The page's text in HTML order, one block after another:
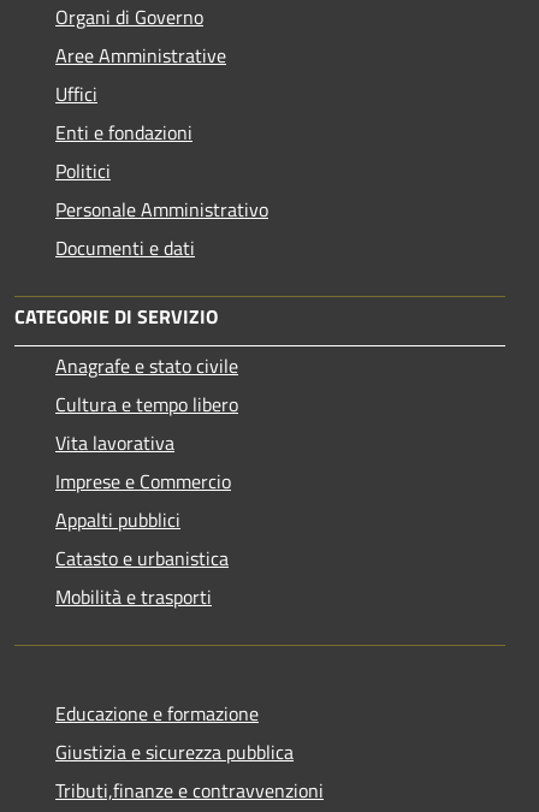
Organi di Governo
Aree Amministrative
Uffici
Enti e fondazioni
Politici
Personale Amministrativo
Documenti e dati
CATEGORIE DI SERVIZIO
Anagrafe e stato civile
Cultura e tempo libero
Vita lavorativa
Imprese e Commercio
Appalti pubblici
Catasto e urbanistica
Mobilità e trasporti
Educazione e formazione
Giustizia e sicurezza pubblica
Tributi,finanze e contravvenzioni